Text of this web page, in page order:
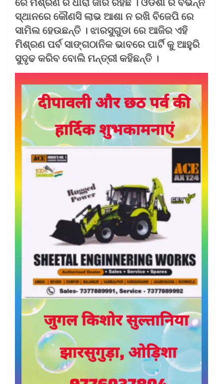
ସ୍ଥାନରେ କୌଣସି ଲାଭ ଆଶା ନ ରଖି ବିଜେପି ରେ
ସାମିଲ ହେଉଛନ୍ତି । ଝାରସୁଗୁଡା ରେ ଆଜିର ଏହି
ମିଶ୍ରଣ ପର୍ବ ସାଙ୍ଗଠାନିକ ଭାବରେ ପାର୍ଟି କୁ ଆହୁରି
ସୁଦୃଢ କରିବ ବୋଲି ମନ୍ତ୍ରୀ କହିଛନ୍ତି ।